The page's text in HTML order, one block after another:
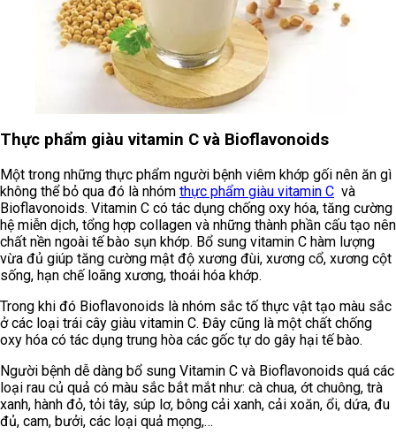
Thực phẩm giàu vitamin C và Bioflavonoids
Một trong những thực phẩm người bệnh viêm khớp gối nên ăn gì
không thể bỏ qua đó là nhóm thực phẩm giàu vitamin C và
Bioflavonoids. Vitamin C có tác dụng chống oxy hóa, tăng cường
hệ miễn dịch, tổng hợp collagen và những thành phần cấu tạo nên
chất nền ngoài tế bào sụn khớp. Bổ sung vitamin C hàm lượng
vừa đủ giúp tăng cường mật độ xương đùi, xương cổ, xương cột
sống, hạn chế loãng xương, thoái hóa khớp.
Trong khi đó Bioflavonoids là nhóm sắc tố thực vật tạo màu sắc
ở các loại trái cây giàu vitamin C. Đây cũng là một chất chống
oxy hóa có tác dụng trung hòa các gốc tự do gây hại tế bào.
Người bệnh dễ dàng bổ sung Vitamin C và Bioflavonoids quá các
loại rau củ quả có màu sắc bắt mắt như: cà chua, ớt chuông, trà
xanh, hành đỏ, tỏi tây, súp lơ, bông cải xanh, cải xoăn, ổi, dứa, đu
đủ, cam, bưởi, các loại quả mọng,…